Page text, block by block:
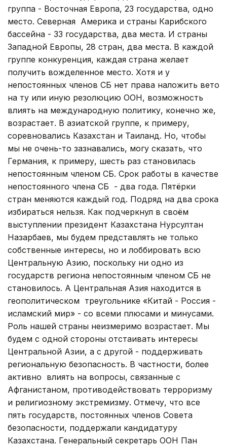
группа - Восточная Европа, 23 государства, одно
место. Северная Америка и страны Карибского
бассейна - 33 государства, два места. И страны
Западной Европы, 28 стран, два места. В каждой
группе конкуренция, каждая страна желает
получить вожделенное место. Хотя и у
непостоянных членов СБ нет права наложить вето
на ту или иную резолюцию ООН, возможность
влиять на международную политику, конечно же,
возрастает. В азиатской группе, к примеру,
соревновались Казахстан и Таиланд. Но, чтобы
мы не очень-то зазнавались, могу сказать, что
Германия, к примеру, шесть раз становилась
непостоянным членом СБ. Срок работы в качестве
непостоянного члена СБ - два года. Пятёрки
стран меняются каждый год. Подряд на два срока
избираться нельзя. Как подчеркнул в своём
выступлении президент Казахстана Нурсултан
Назарбаев, мы будем представлять не только
собственные интересы, но и лоббировать всю
Центральную Азию, поскольку ни одно из
государств региона непостоянным членом СБ не
становилось. А Центральная Азия находится в
геополитическом треугольнике «Китай - Россия -
исламский мир» - со всеми плюсами и минусами.
Роль нашей страны неизмеримо возрастает. Мы
будем с одной стороны отстаивать интересы
Центральной Азии, а с другой - поддерживать
региональную безопасность. В частности, более
активно влиять на вопросы, связанные с
Афганистаном, противодействовать терроризму
и религиозному экстремизму. Отмечу, что все
пять государств, постоянных членов Совета
безопасности, поддержали кандидатуру
Казахстана. Генеральный секретарь ООН Пан